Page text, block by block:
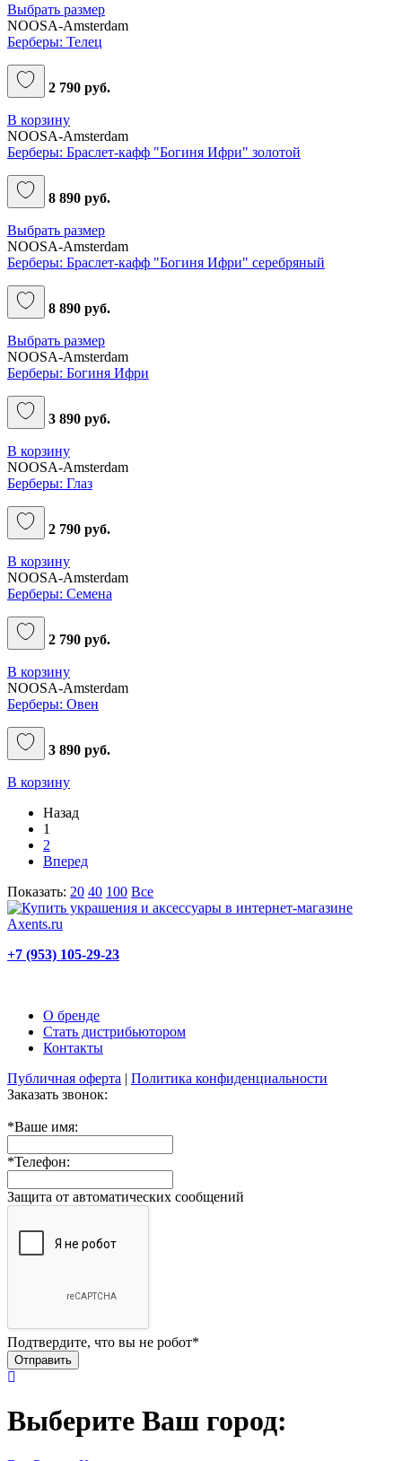
Выбрать размер
NOOSA-Amsterdam
Берберы: Телец
2 790 руб.
В корзину
NOOSA-Amsterdam
Берберы: Браслет-кафф "Богиня Ифри" золотой
8 890 руб.
Выбрать размер
NOOSA-Amsterdam
Берберы: Браслет-кафф "Богиня Ифри" серебряный
8 890 руб.
Выбрать размер
NOOSA-Amsterdam
Берберы: Богиня Ифри
3 890 руб.
В корзину
NOOSA-Amsterdam
Берберы: Глаз
2 790 руб.
В корзину
NOOSA-Amsterdam
Берберы: Семена
2 790 руб.
В корзину
NOOSA-Amsterdam
Берберы: Овен
3 890 руб.
В корзину
Назад
1
2
Вперед
Показать: 20 40 100 Все
+7 (953) 105-29-23
О бренде
Стать дистрибьютором
Контакты
Публичная оферта | Политика конфиденциальности
Заказать звонок:
*Ваше имя:
*Телефон:
Защита от автоматических сообщений
Подтвердите, что вы не робот*
Выберите Ваш город: